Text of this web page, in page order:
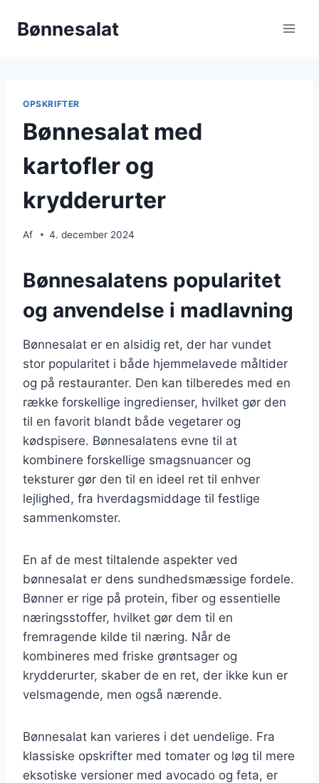
Bønnesalat
OPSKRIFTER
Bønnesalat med
kartofler og
krydderurter
Af 4. december 2024
Bønnesalatens popularitet
og anvendelse i madlavning
Bønnesalat er en alsidig ret, der har vundet
stor popularitet i både hjemmelavede måltider
og på restauranter. Den kan tilberedes med en
række forskellige ingredienser, hvilket gør den
til en favorit blandt både vegetarer og
kødspisere. Bønnesalatens evne til at
kombinere forskellige smagsnuancer og
teksturer gør den til en ideel ret til enhver
lejlighed, fra hverdagsmiddage til festlige
sammenkomster.
En af de mest tiltalende aspekter ved
bønnesalat er dens sundhedsmæssige fordele.
Bønner er rige på protein, fiber og essentielle
næringsstoffer, hvilket gør dem til en
fremragende kilde til næring. Når de
kombineres med friske grøntsager og
krydderurter, skaber de en ret, der ikke kun er
velsmagende, men også nærende.
Bønnesalat kan varieres i det uendelige. Fra
klassiske opskrifter med tomater og løg til mere
eksotiske versioner med avocado og feta, er